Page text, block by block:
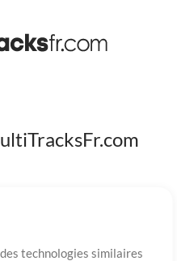
technologies similaires